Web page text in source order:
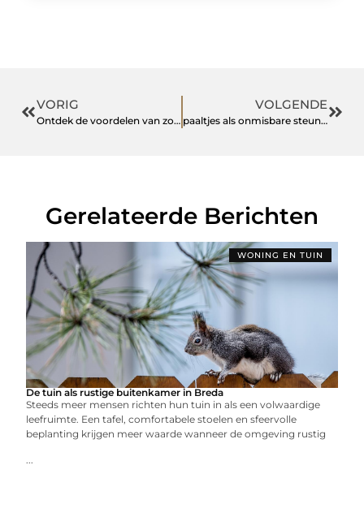
VORIG
Ontdek de voordelen van zoekmachine optimalisatie en SEO uitbesteden
VOLGENDE
paaltjes als onmisbare steun bij uw werkzaamheden
Gerelateerde Berichten
WONING EN TUIN
De tuin als rustige buitenkamer in Breda
Steeds meer mensen richten hun tuin in als een volwaardige
leefruimte. Een tafel, comfortabele stoelen en sfeervolle
beplanting krijgen meer waarde wanneer de omgeving rustig
...